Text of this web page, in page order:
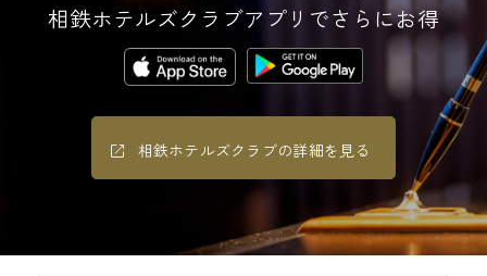
相鉄ホテルズクラブアプリでさらにお得
相鉄ホテルズクラブの詳細を見る